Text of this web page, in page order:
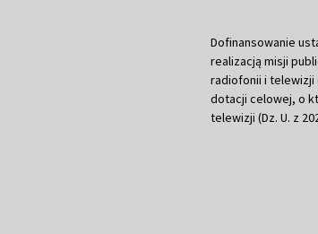
Dofinansowanie
realizacją misji
radiofonii i telewizji
dotacji celowej, o
telewizji (Dz. U. z